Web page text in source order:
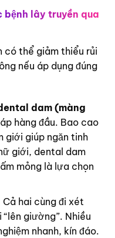
lây truyền qua
có thể giảm thiểu rủi
nếu áp dụng đúng
dam (màng
hàng đầu. Bao cao
giới giúp ngăn tinh
giới, dental dam
mỏng là lựa chọn
Cả hai cùng đi xét
giường”. Nhiều
nhanh, kín đáo.